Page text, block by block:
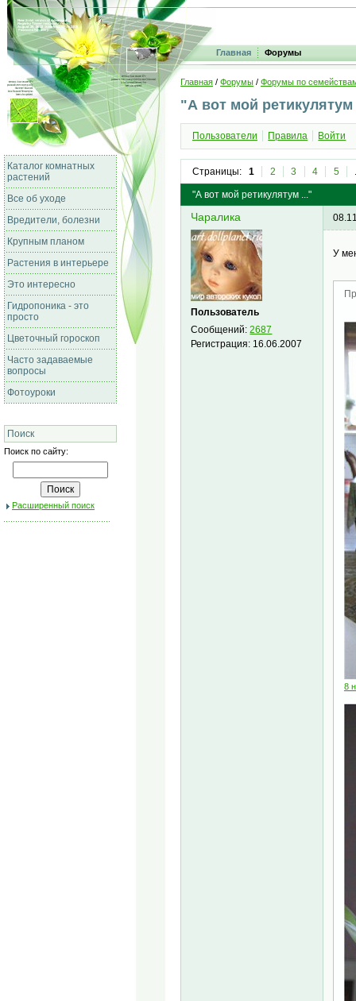
Главная Форумы
Каталог комнатных
растений
Все об уходе
Вредители, болезни
Крупным планом
Растения в интерьере
Это интересно
Гидропоника - это
просто
Цветочный гороскоп
Часто задаваемые
вопросы
Фотоуроки
Поиск
Поиск по сайту:
Расширенный поиск
Главная / Форумы / Форумы по
"А вот мой
Пользователи Правила Войти
Страницы: 1 2 3 4 5
"А вот мой ретикулятум ..."
Чаралика
Пользователь
Сообщений:2687
Регистрация: 16.06.2007
У
8